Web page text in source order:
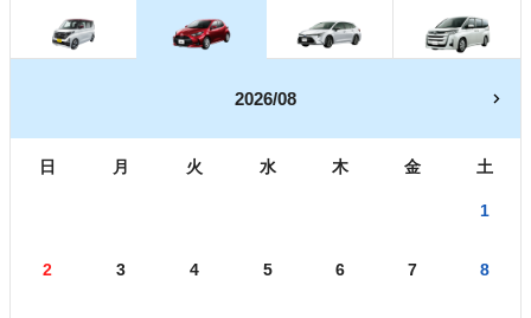
2026/08
日 月 火 水 木 金 土
1
2 3 4 5 6 7 8